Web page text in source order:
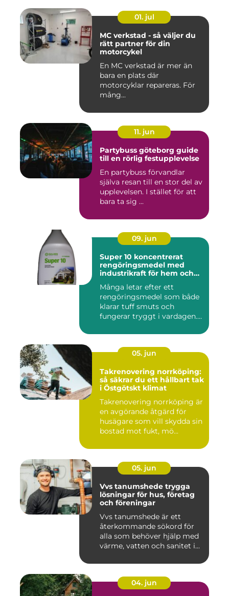
01. jul
MC verkstad - så väljer du
rätt partner för din
motorcykel
En MC verkstad är mer än
bara en plats där
motorcyklar repareras. För
mång...
11. jun
Partybuss göteborg guide
till en rörlig festupplevelse
En partybuss förvandlar
själva resan till en stor del av
upplevelsen. I stället för att
bara ta sig ...
09. jun
Super 10 koncentrerat
rengöringsmedel med
industrikraft för hem och
Många letar efter ett
rengöringsmedel som både
klarar tuff smuts och
fungerar tryggt i vardagen.
05. jun
Takrenovering norrköping:
så säkrar du ett hållbart tak
i Östgötskt klimat
Takrenovering norrköping är
en avgörande åtgärd för
husägare som vill skydda sin
bostad mot fukt, mö...
05. jun
Vvs tanumshede trygga
lösningar för hus, företag
och föreningar
Vvs tanumshede är ett
återkommande sökord för
alla som behöver hjälp med
värme, vatten och sanitet i...
04. jun